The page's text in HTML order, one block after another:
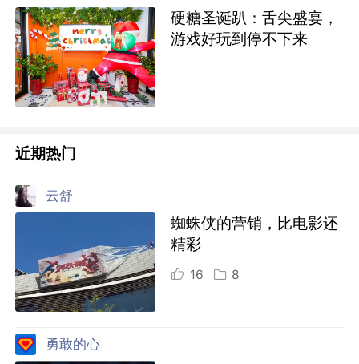
硬糖圣诞趴：舌尖盛宴，
游戏好玩到停不下来
近期热门
云舒
蜘蛛侠的营销，比电影还
精彩
16 8
勇敢的心